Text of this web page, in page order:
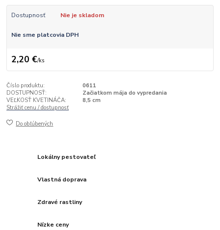
Dostupnosť Nie je skladom
Nie sme platcovia DPH
2,20 €/ks
Číslo produktu:
0611
DOSTUPNOSŤ:
Začiatkom mája do vypredania
VEĽKOSŤ KVETINÁČA:
8,5 cm
Strážiť cenu / dostupnosť
Do obľúbených
Lokálny pestovateľ
Vlastná doprava
Zdravé rastliny
Nízke ceny